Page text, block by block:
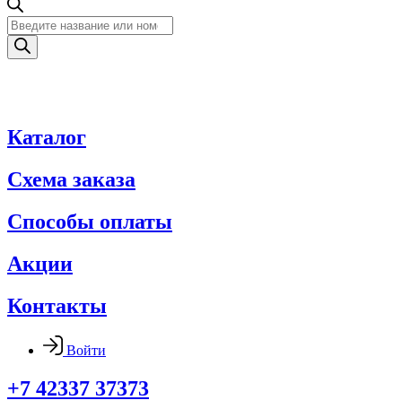
Поиск
товаров
Каталог
Схема заказа
Способы оплаты
Акции
Контакты
Войти
+7 42337 37373